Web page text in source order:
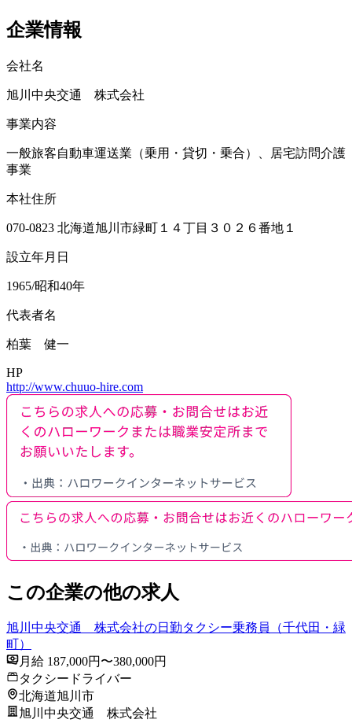
企業情報
会社名
旭川中央交通 株式会社
事業内容
一般旅客自動車運送業（乗用・貸切・乗合）、居宅訪問介護
事業
本社住所
070-0823 北海道旭川市緑町１４丁目３０２６番地１
設立年月日
1965/昭和40年
代表者名
柏葉 健一
HP
http://www.chuuo-hire.com
この企業の他の求人
旭川中央交通 株式会社の日勤タクシー乗務員（千代田・緑
町）
月給 187,000円〜380,000円
タクシードライバー
北海道旭川市
旭川中央交通 株式会社